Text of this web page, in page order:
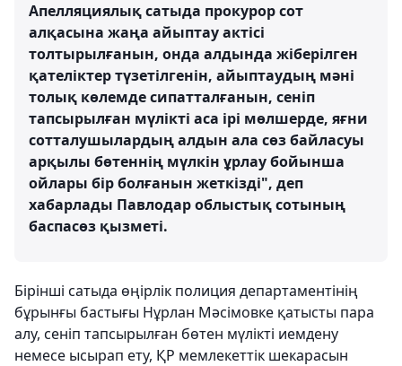
Апелляциялық сатыда прокурор сот
алқасына жаңа айыптау актісі
толтырылғанын, онда алдында жіберілген
қателіктер түзетілгенін, айыптаудың мәні
толық көлемде сипатталғанын, сеніп
тапсырылған мүлікті аса ірі мөлшерде, яғни
сотталушылардың алдын ала сөз байласуы
арқылы бөтеннің мүлкін ұрлау бойынша
ойлары бір болғанын жеткізді", деп
хабарлады Павлодар облыстық сотының
баспасөз қызметі.
Бірінші сатыда өңірлік полиция департаментінің
бұрынғы бастығы Нұрлан Мәсімовке қатысты пара
алу, сеніп тапсырылған бөтен мүлікті иемдену
немесе ысырап ету, ҚР мемлекеттік шекарасын